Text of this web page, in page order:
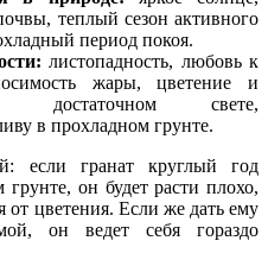
теплый сезон активного
период покоя.
листопадность, любовь к
жары, цветение и
достаточном свете,
в прохладном грунте.
если гранат круглый год
он будет расти плохо,
от цветения. Если же дать ему
он ведет себя гораздо